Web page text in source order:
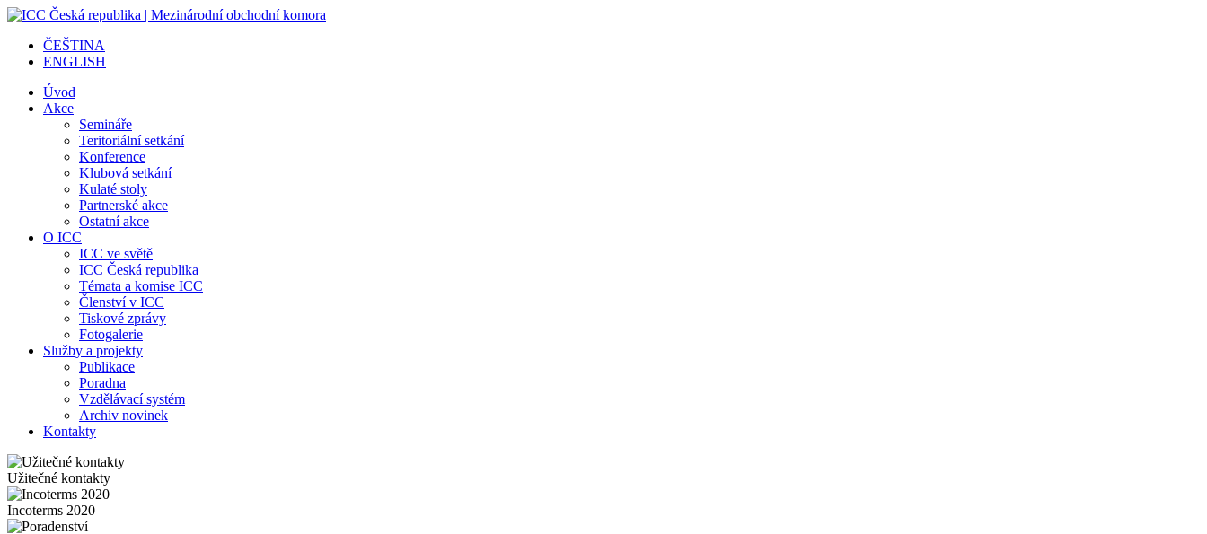
ČEŠTINA
ENGLISH
Úvod
Akce
Semináře
Teritoriální setkání
Konference
Klubová setkání
Kulaté stoly
Partnerské akce
Ostatní akce
O ICC
ICC ve světě
ICC Česká republika
Témata a komise ICC
Členství v ICC
Tiskové zprávy
Fotogalerie
Služby a projekty
Publikace
Poradna
Vzdělávací systém
Archiv novinek
Kontakty
Užitečné kontakty
Incoterms 2020